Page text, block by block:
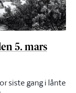
5. mars
siste gang i lånte